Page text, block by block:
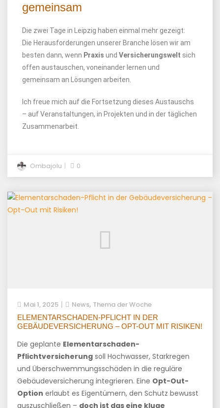
gemeinsam
Die zwei Tage in Leipzig haben einmal mehr gezeigt:
Die Herausforderungen unserer Branche lösen wir am
besten dann, wenn Praxis und Versicherungswelt sich
offen austauschen, voneinander lernen und
gemeinsam an Lösungen arbeiten.
Ich freue mich auf die Fortsetzung dieses Austauschs
– auf Veranstaltungen, in Projekten und in der täglichen
Zusammenarbeit.
Ombajolu 0
Mai 1, 2025 News, Thema der Woche
ELEMENTARSCHADEN-PFLICHT IN DER
GEBÄUDEVERSICHERUNG – OPT-OUT MIT RISIKEN!
Die geplante Elementarschaden-
Pflichtversicherung soll Hochwasser, Starkregen
und Überschwemmungsschäden in die reguläre
Gebäudeversicherung integrieren. Eine Opt-Out-
Option erlaubt es Eigentümern, den Schutz bewusst
auszuschließen – doch ist das eine kluge